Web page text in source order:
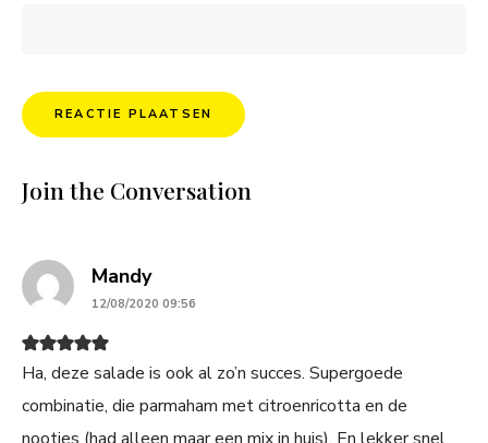
Join the Conversation
Mandysays:
12/08/2020 09:56
Ha, deze salade is ook al zo’n succes. Supergoede
combinatie, die parmaham met citroenricotta en de